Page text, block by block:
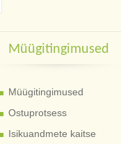
Müügitingimused
Müügitingimused
Ostuprotsess
Isikuandmete kaitse